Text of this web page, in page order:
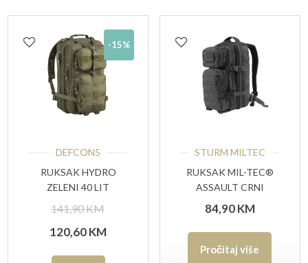
mogu
stranici
-15%
DEFCON5
RUKSAK HYDRO
ZELENI 40 LIT
141,90KM
cijena
bila
120,60KMTrenutna
STURM MILTEC
RUKSAK MIL-TEC®
ASSAULT CRNI
84,90KM
Pročitaj više